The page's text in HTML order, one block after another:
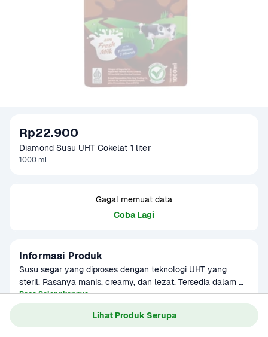
Lihat Produk Serupa
Rp22.900
Diamond Susu UHT Cokelat 1 liter
1000 ml
Gagal memuat data
Coba Lagi
Informasi Produk
Susu segar yang diproses dengan teknologi UHT yang
steril. Rasanya manis, creamy, dan lezat. Tersedia dalam
berbagai rasa yang enak. Cocok untuk kebutuhan susu
sehari-hari atau dicampurkan dengan teh dan kopi.
Disajikan dingin lebih nikmat. Produk sudah terverifikasi
Baca Selengkapnya
Kategori
Ibu & Bayi
3-8 bulan